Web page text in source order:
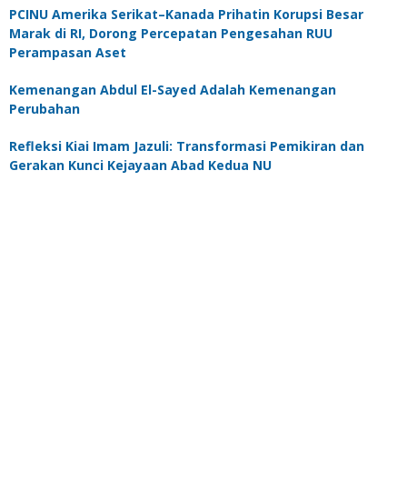
PCINU Amerika Serikat–Kanada Prihatin Korupsi Besar
Marak di RI, Dorong Percepatan Pengesahan RUU
Perampasan Aset
Kemenangan Abdul El-Sayed Adalah Kemenangan
Perubahan
Refleksi Kiai Imam Jazuli: Transformasi Pemikiran dan
Gerakan Kunci Kejayaan Abad Kedua NU